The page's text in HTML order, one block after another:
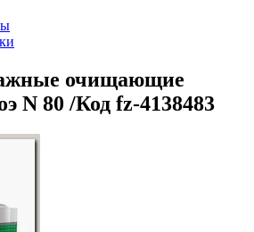
очищающие
N 80 /Код fz-4138483